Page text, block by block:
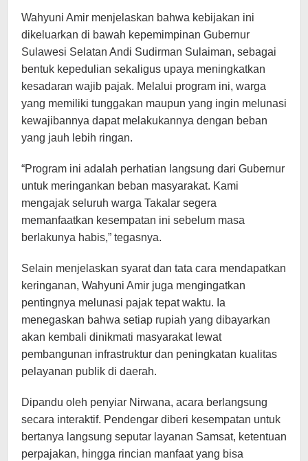
Wahyuni Amir menjelaskan bahwa kebijakan ini
dikeluarkan di bawah kepemimpinan Gubernur
Sulawesi Selatan Andi Sudirman Sulaiman, sebagai
bentuk kepedulian sekaligus upaya meningkatkan
kesadaran wajib pajak. Melalui program ini, warga
yang memiliki tunggakan maupun yang ingin melunasi
kewajibannya dapat melakukannya dengan beban
yang jauh lebih ringan.
“Program ini adalah perhatian langsung dari Gubernur
untuk meringankan beban masyarakat. Kami
mengajak seluruh warga Takalar segera
memanfaatkan kesempatan ini sebelum masa
berlakunya habis,” tegasnya.
Selain menjelaskan syarat dan tata cara mendapatkan
keringanan, Wahyuni Amir juga mengingatkan
pentingnya melunasi pajak tepat waktu. Ia
menegaskan bahwa setiap rupiah yang dibayarkan
akan kembali dinikmati masyarakat lewat
pembangunan infrastruktur dan peningkatan kualitas
pelayanan publik di daerah.
Dipandu oleh penyiar Nirwana, acara berlangsung
secara interaktif. Pendengar diberi kesempatan untuk
bertanya langsung seputar layanan Samsat, ketentuan
perpajakan, hingga rincian manfaat yang bisa